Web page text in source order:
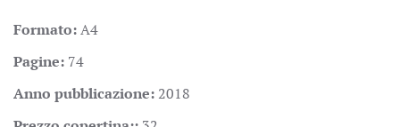
Formato:A4
Pagine: 74
Anno pubblicazione: 2018